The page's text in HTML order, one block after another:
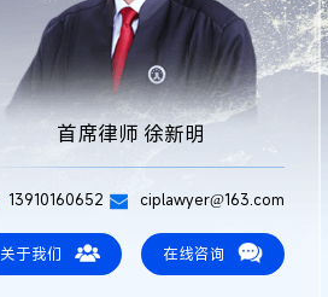
首席律师 徐新明
13910160652 ciplawyer@163.com
关于我们 在线咨询